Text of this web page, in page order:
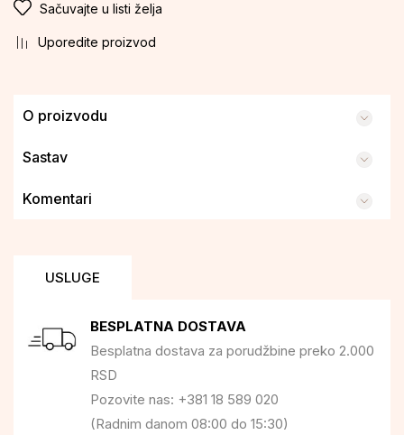
Sačuvajte u listi želja
Uporedite proizvod
O proizvodu
Sastav
Komentari
USLUGE
BESPLATNA DOSTAVA
Besplatna dostava za porudžbine preko 2.000
RSD
Pozovite nas: +381 18 589 020
(Radnim danom 08:00 do 15:30)